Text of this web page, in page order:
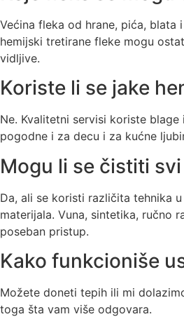
Većina fleka od hrane, pića, blata
hemijski tretirane fleke mogu
vidljive.
Koriste li se jake
Ne. Kvalitetni servisi koriste
pogodne i za decu i za kućne
Mogu li se čistiti
Da, ali se koristi različita tehnika
materijala. Vuna, sintetika, ručno
poseban pristup.
Kako funkcioniše
Možete doneti tepih ili mi
toga šta vam više odgovara.